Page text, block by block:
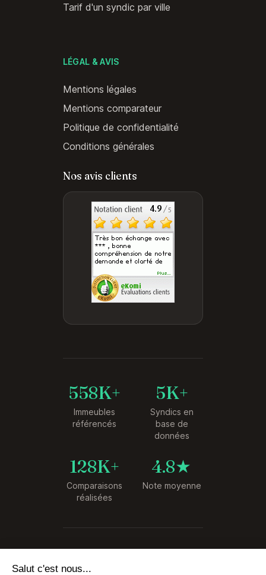
Tarif d'un syndic par ville
LÉGAL & AVIS
Mentions légales
Mentions comparateur
Politique de confidentialité
Conditions générales
Nos avis clients
558K+
Immeubles
référencés
5K+
Syndics en
base de
données
128K+
Comparaisons
réalisées
4.8★
Note moyenne